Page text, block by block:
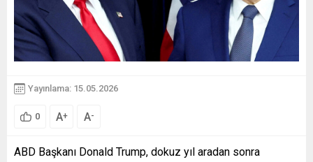
Yayınlama: 15.05.2026
0 A+ A-
ABD Başkanı Donald Trump, dokuz yıl aradan sonra